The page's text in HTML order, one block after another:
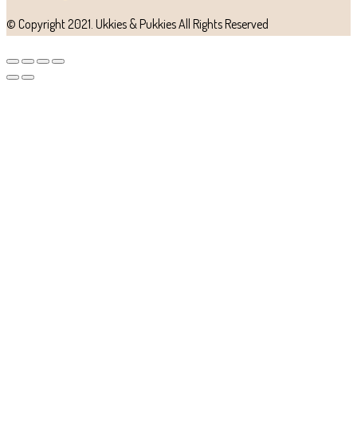
© Copyright 2021. Ukkies & PukkiesAll Rights Reserved